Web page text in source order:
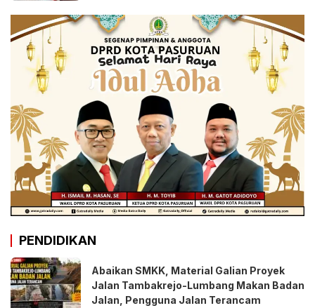
PENDIDIKAN
Abaikan SMKK, Material Galian Proyek
Jalan Tambakrejo-Lumbang Makan Badan
Jalan, Pengguna Jalan Terancam